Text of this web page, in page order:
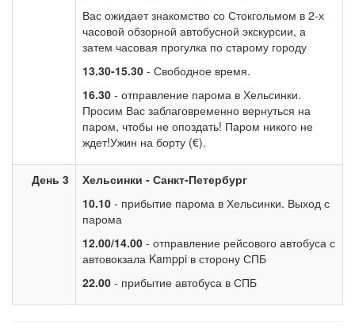
Вас ожидает знакомство со Стокгольмом в 2-х
часовой обзорной автобусной экскурсии, а
затем часовая прогулка по старому городу
13.30-15.30 - Свободное время.
16.30 - отправление парома в Хельсинки.
Просим Вас заблаговременно вернуться на
паром, чтобы не опоздать! Паром никого не
ждет!Ужин на борту (€).
День 3
Хельсинки - Санкт-Петербург
10.10 - прибытие парома в Хельсинки. Выход с
парома
12.00/14.00 - отправление рейсового автобуса с
автовокзала Kamppi в сторону СПБ
22.00 - прибытие автобуса в СПБ